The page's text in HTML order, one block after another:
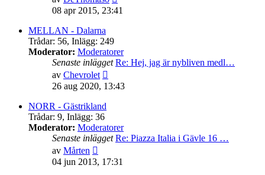
till
08 apr 2015, 23:41
MELLAN - Dalarna
Trådar: 56, Inlägg: 249
Moderator: Moderatorer
Senaste inlägget Re: Hej, jag är nybliven medl…
av Chevrolet
till
26 aug 2020, 13:43
NORR - Gästrikland
Trådar: 9, Inlägg: 36
Moderator: Moderatorer
Senaste inlägget Re: Piazza Italia i Gävle 16 …
av Mårten
till
det
04 jun 2013, 17:31